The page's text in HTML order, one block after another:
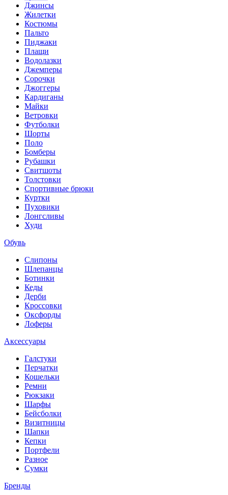
Джинсы
Жилетки
Костюмы
Пальто
Пиджаки
Плащи
Водолазки
Джемперы
Сорочки
Джоггеры
Кардиганы
Майки
Ветровки
Футболки
Шорты
Поло
Бомберы
Рубашки
Свитшоты
Толстовки
Спортивные брюки
Куртки
Пуховики
Лонгсливы
Худи
Обувь
Слипоны
Шлепанцы
Ботинки
Кеды
Дерби
Кроссовки
Оксфорды
Лоферы
Аксессуары
Галстуки
Перчатки
Кошельки
Ремни
Рюкзаки
Шарфы
Бейсболки
Визитницы
Шапки
Кепки
Портфели
Разное
Сумки
Бренды